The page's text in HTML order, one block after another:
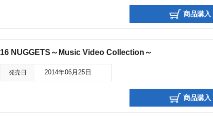
商品購入
16 NUGGETS～Music Video Collection～
発売日 2014年06月25日
商品購入